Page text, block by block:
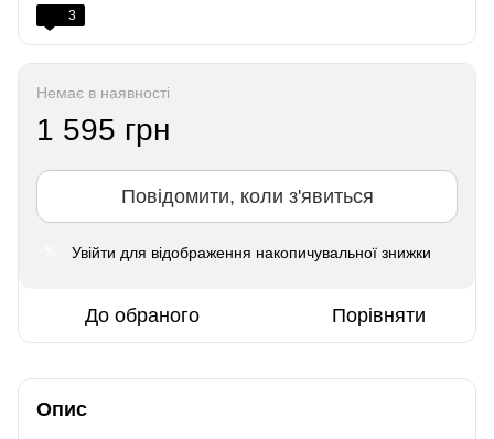
3
Немає в наявності
1 595 грн
Повідомити, коли з'явиться
Увійти для відображення накопичувальної знижки
До обраного Порівняти
Опис